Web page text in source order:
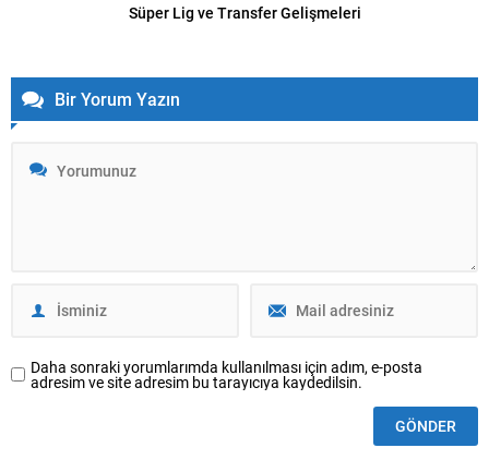
Süper Lig ve Transfer Gelişmeleri
Bir Yorum Yazın
Daha sonraki yorumlarımda kullanılması için adım, e-posta
adresim ve site adresim bu tarayıcıya kaydedilsin.